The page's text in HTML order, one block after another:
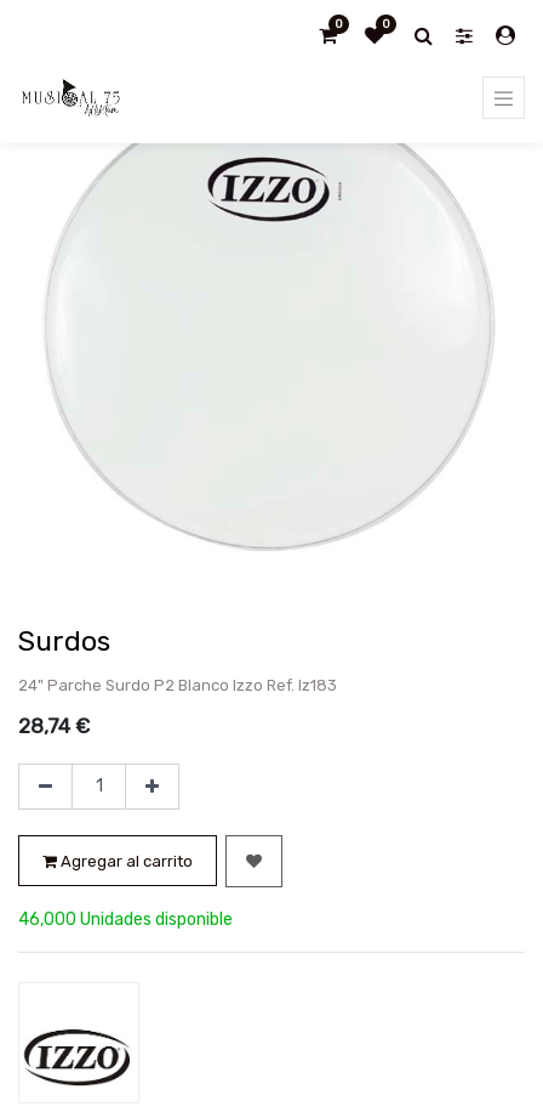
0 0
Surdos
24" Parche Surdo P2 Blanco Izzo Ref. Iz183
28,74€
Agregar al carrito
46,000 Unidades disponible